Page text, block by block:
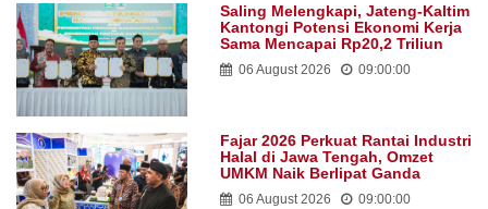
Saling Melengkapi, Jateng-Kaltim
Kantongi Potensi Ekonomi Kerja
Sama Mencapai Rp20,2 Triliun
06 August 2026 09:00:00
Fajar 2026 Perkuat Rantai Industri
Halal di Jawa Tengah, Omzet
UMKM Naik Berlipat Ganda
06 August 2026 09:00:00